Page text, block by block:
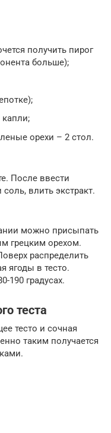
получить пирог
больше);
капли;
орехи – 2 стол.
После ввести
влить экстракт.
можно присыпать
грецким орехом.
распределить
ягоды в тесто.
190 градусах.
теста
тесто и сочная
таким получается